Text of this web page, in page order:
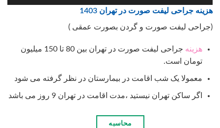
هزینه جراحی لیفت صورت در تهران 1403
(جراحی لیفت صورت و گردن بصورت عمقی )
هزینه
جراحی لیفت صورت در تهران بین 80 تا 150 میلیون
تومان است.
معمولا یک شب اقامت در بیمارستان در نظر گرفته می شود
اگر ساکن تهران نیستید ،مدت اقامت در تهران 9 روز می باشد
محاسبه